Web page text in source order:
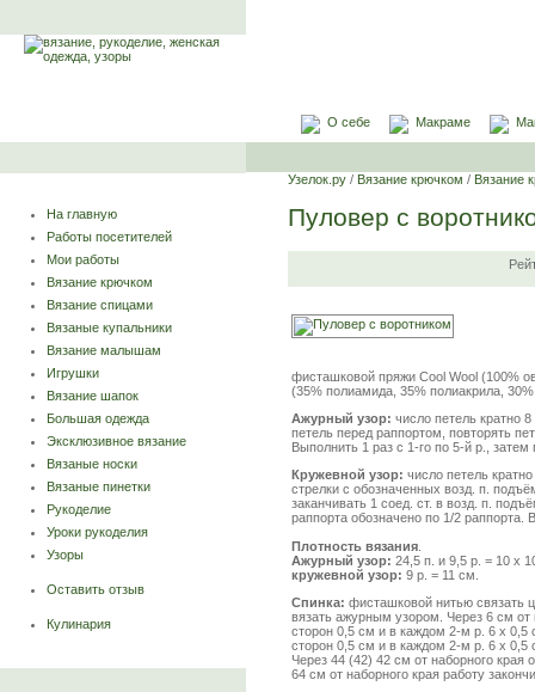
О себе Макраме
На главную
Работы посетителей
Мои работы
Вязание крючком
Вязание спицами
Вязаные купальники
Вязание малышам
Игрушки
Вязание шапок
Большая одежда
Эксклюзивное вязание
Вязаные носки
Вязаные пинетки
Рукоделие
Уроки рукоделия
Узоры
Оставить отзыв
Кулинария
Узелок.ру / Вязание крючком / Вязание
Пуловер с
фисташковой пряжи Cool Wool (100%
(35% полиамида, 35% полиакрила,
Ажурный узор: число петель кратно
петель перед раппортом, повторять
Выполнить 1 раз с 1-го по 5-й р., затем
Кружевной узор: число петель
стрелки с обозначенных возд. п.
заканчивать 1 соед. ст. в возд. п.
раппорта обозначено по 1/2 раппорта.
Плотность вязания
Ажурный узор: 24,5 п. и 9,5 р. = 10 х
кружевной узор: 9 р. = 11 см.
Спинка: фисташковой нитью связать
вязать ажурным узором. Через 6 см от
сторон 0,5 см и в каждом 2-м р. 6 х 0,5
сторон 0,5 см и в каждом 2-м р. 6 х 0,5
Через 44 (42) 42 см от наборного края
64 см от наборного края работу